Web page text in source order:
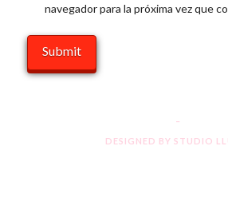
navegador para la próxima vez que
DESIGNED BYSTUDIO